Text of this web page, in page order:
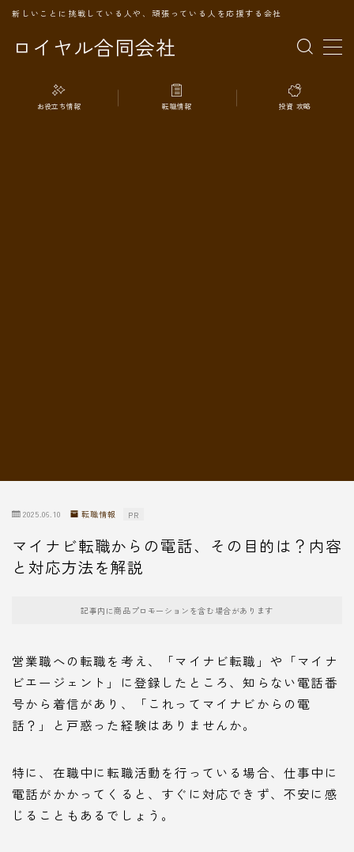
ロイヤル合同会社
新しいことに挑戦している人や、頑張っている人を応援する会社
MENU
TOPページ
お役立ち情報 転職情報 投資 攻略
2025.06.10 転職情報 PR
マイナビ転職からの電話、その目的は？内容
と対応方法を解説
記事内に商品プロモーションを含む場合があります
営業職への転職を考え、「マイナビ転職」や「マイナ
ビエージェント」に登録したところ、知らない電話番
号から着信があり、「これってマイナビからの電
話？」と戸惑った経験はありませんか。
特に、在職中に転職活動を行っている場合、仕事中に
電話がかかってくると、すぐに対応できず、不安に感
じることもあるでしょう。